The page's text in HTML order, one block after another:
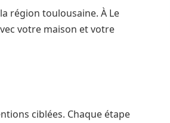
région toulousaine. À Le
votre maison et votre
ciblées. Chaque étape